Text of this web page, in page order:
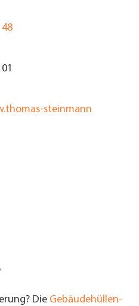
steinmann
Die Gebäudehüllen-